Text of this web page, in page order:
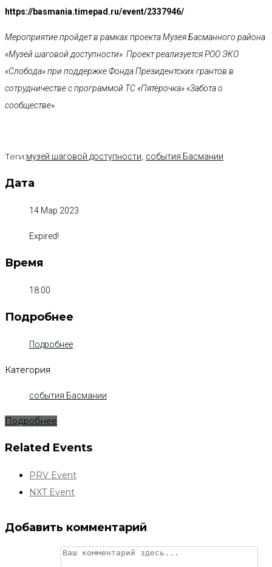
https://basmania.timepad.ru/event/2337946/
Мероприятие пройдет в рамках проекта Музея Басманного района
«Музей шаговой доступности». Проект реализуется РОО ЭКО
«Слобода» при поддержке Фонда Президентских грантов в
сотрудничестве с программой ТС «Пятёрочка» «Забота о
сообществе».
Теги:музей шаговой доступности, события Басмании
Дата
14 Мар 2023
Expired!
Время
18:00
Подробнее
Подробнее
Категория
события Басмании
Подробнее
Related Events
PRV Event
NXT Event
Добавить комментарий